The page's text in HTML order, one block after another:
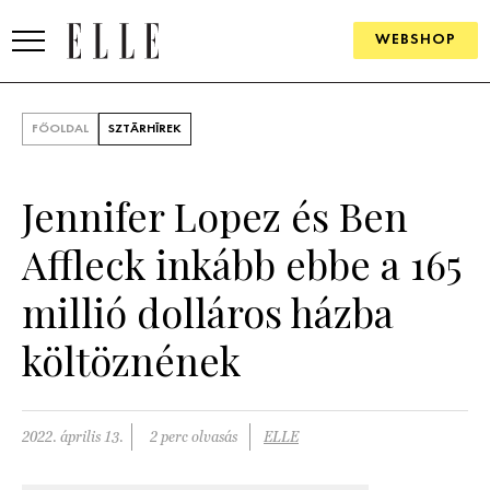
WEBSHOP
GOURMET AWARDS
SZÉPSÉG
KULTÚRA
PSZICHÉ
FŐOLDAL SZTÁRHÍREK
Jennifer Lopez és Ben
Affleck inkább ebbe a 165
millió dolláros házba
költöznének
2022. április 13. 2 perc olvasás ELLE